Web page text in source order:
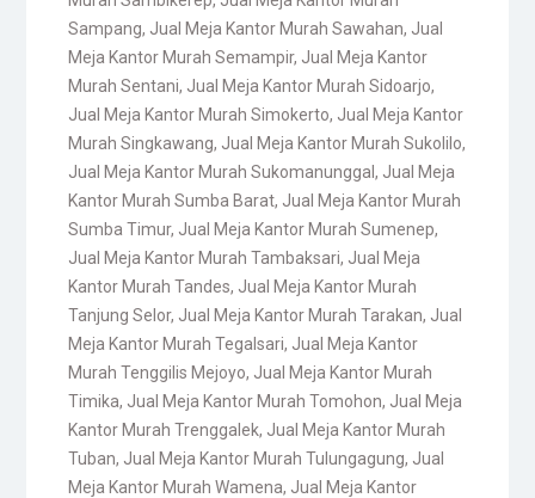
Sampang, Jual Meja Kantor Murah Sawahan, Jual
Meja Kantor Murah Semampir, Jual Meja Kantor
Murah Sentani, Jual Meja Kantor Murah Sidoarjo,
Jual Meja Kantor Murah Simokerto, Jual Meja Kantor
Murah Singkawang, Jual Meja Kantor Murah Sukolilo,
Jual Meja Kantor Murah Sukomanunggal , Jual Meja
Kantor Murah Sumba Barat, Jual Meja Kantor Murah
Sumba Timur, Jual Meja Kantor Murah Sumenep,
Jual Meja Kantor Murah Tambaksari, Jual Meja
Kantor Murah Tandes, Jual Meja Kantor Murah
Tanjung Selor, Jual Meja Kantor Murah Tarakan, Jual
Meja Kantor Murah Tegalsari, Jual Meja Kantor
Murah Tenggilis Mejoyo, Jual Meja Kantor Murah
Timika, Jual Meja Kantor Murah Tomohon, Jual Meja
Kantor Murah Trenggalek, Jual Meja Kantor Murah
Tuban, Jual Meja Kantor Murah Tulungagung, Jual
Meja Kantor Murah Wamena, Jual Meja Kantor